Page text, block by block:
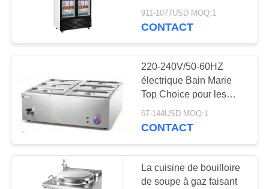
CONTRÔLE
LA
QUALITÉ
NOUVELLES
DEMANDEZ
UN DEVIS
Équipement buffet pour
restauration
911-1077USD MOQ:1
CONTACT
220-240V/50-60HZ
électrique Bain Marie
Top Choice pour les
équipements de cuisine
de boulangerie
67-144USD MOQ:1
CONTACT
La cuisine de bouilloire
de soupe à gaz faisant